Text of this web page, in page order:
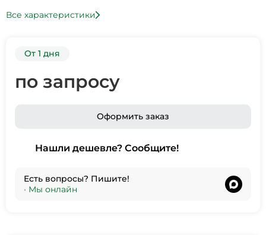
Все характеристики
От 1 дня
по запросу
Оформить заказ
Нашли дешевле? Сообщите!
Есть вопросы? Пишите!
• Мы онлайн